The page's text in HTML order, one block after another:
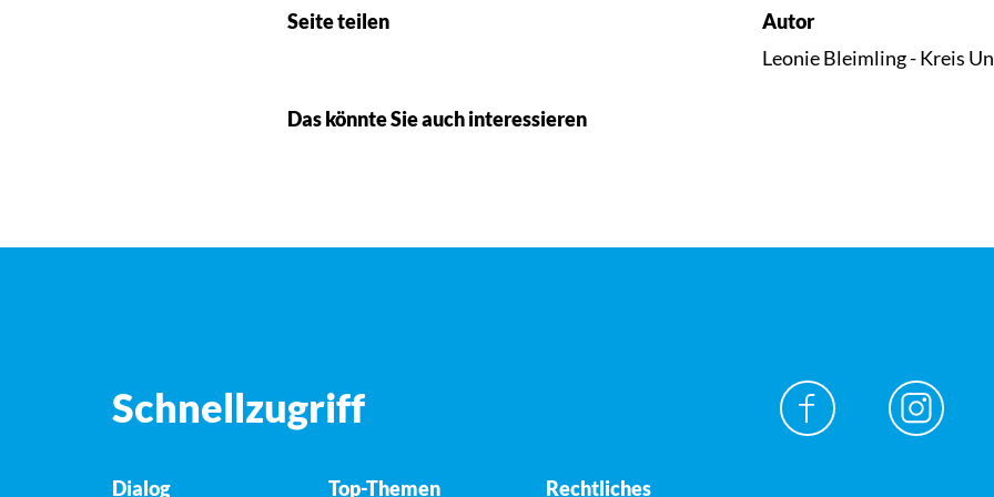
Seite teilen
Autor
Leonie Bleimling - Kreis
Das könnte Sie auch interessieren
Schnellzugriff
Dialog Top-Themen Rechtliches